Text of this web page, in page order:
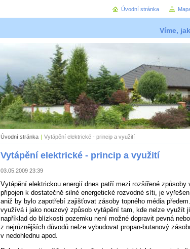
Víme,
Úvodní stránka | Vytápění elektrické - princip a využití
Vytápění elektrické - princip a využití
03.05.2009 23:39
Vytápění elektrickou energií dnes patří mezi rozšířené způsoby
připojen k dostatečně silné energetické rozvodné síti, je
aniž by bylo zapotřebí zajišťovat zásoby topného média
využívá i jako nouzový způsob vytápění tam, kde nelze využít
například do blízkosti pozemku není možné dopravit pevná
z nejrůznějších důvodů nelze vybudovat propan-butanový
v nedohlednu apod.
Úvodní stránka